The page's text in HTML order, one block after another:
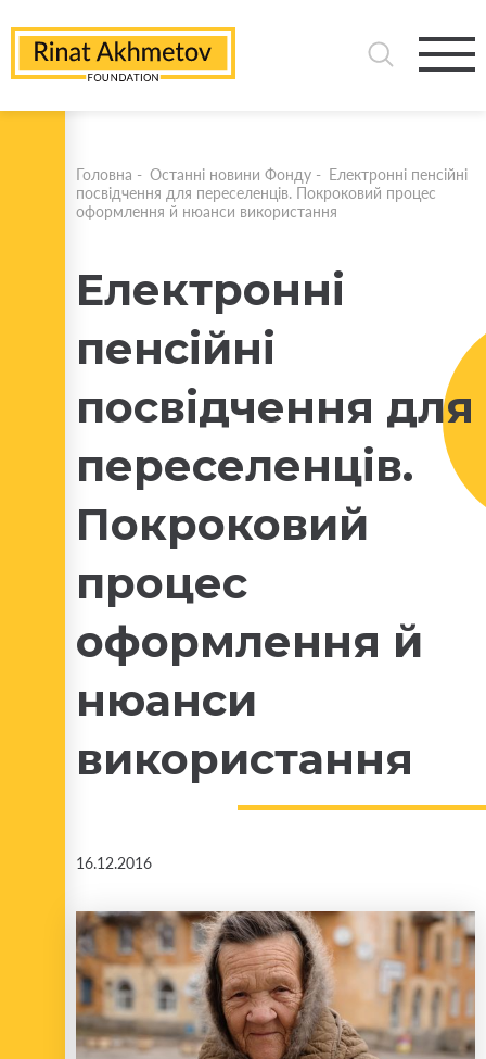
Головна - Останні новини Фонду - Електронні пенсійні
посвідчення для переселенців. Покроковий процес
оформлення й нюанси використання
Електронні
пенсійні
посвідчення для
переселенців.
Покроковий
процес
оформлення й
нюанси
використання
16.12.2016